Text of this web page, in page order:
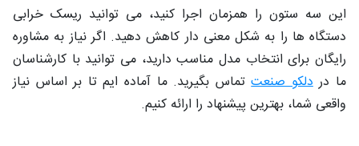
این سه ستون را همزمان اجرا کنید، می ‌توانید ریسک خرابی
دستگاه‌ ها را به شکل معنی‌ دار کاهش دهید. اگر نیاز به مشاوره
رایگان برای انتخاب مدل مناسب دارید، می ‌توانید با کارشناسان
ما دردلکو صنعتتماس بگیرید. ما آماده‌ ایم تا بر اساس نیاز
واقعی شما، بهترین پیشنهاد را ارائه کنیم.